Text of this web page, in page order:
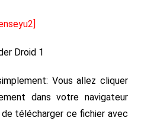
Vous allez cliquer
dans votre navigateur
télécharger ce fichier avec